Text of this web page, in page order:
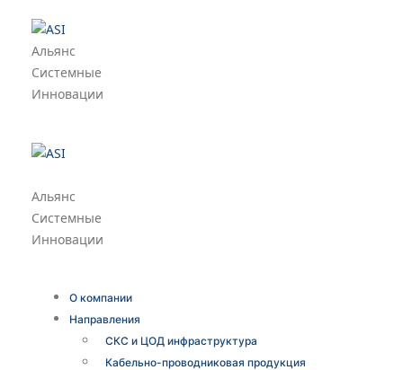
Альянс
Системные
Инновации
Альянс
Системные
Инновации
О компании
Направления
СКС и ЦОД инфраструктура
Кабельно-проводниковая продукция